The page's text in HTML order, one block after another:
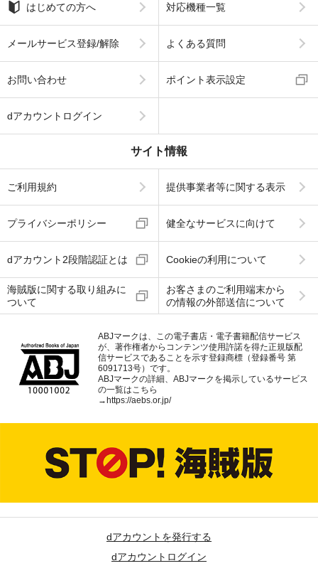
はじめての方へ 対応機種一覧
メールサービス登録/解除 よくある質問
お問い合わせ ポイント表示設定
dアカウントログイン
サイト情報
ご利用規約 提供事業者等に関する表示
プライバシーポリシー 健全なサービスに向けて
dアカウント2段階認証とは Cookieの利用について
海賊版に関する取り組みに
ついて
お客さまのご利用端末から
の情報の外部送信について
ABJマークは、この電子書店・電子書籍配信サービス
が、著作権者からコンテンツ使用許諾を得た正規版配
信サービスであることを示す登録商標（登録番号 第
6091713号）です。
ABJマークの詳細、ABJマークを掲示しているサービス
の一覧はこちら
→https://aebs.or.jp/
dアカウントを発行する
dアカウントログイン